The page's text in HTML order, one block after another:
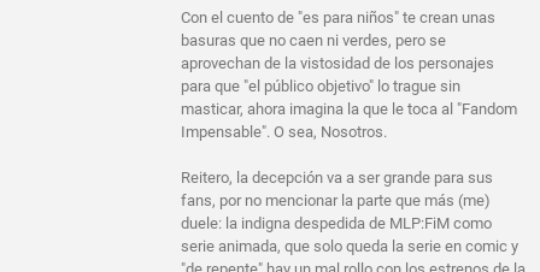
Con el cuento de "es para niños" te crean unas
basuras que no caen ni verdes, pero se
aprovechan de la vistosidad de los personajes
para que "el público objetivo" lo trague sin
masticar, ahora imagina la que le toca al "Fandom
Impensable". O sea, Nosotros.
Reitero, la decepción va a ser grande para sus
fans, por no mencionar la parte que más (me)
duele: la indigna despedida de MLP:FiM como
serie animada, que solo queda la serie en comic y